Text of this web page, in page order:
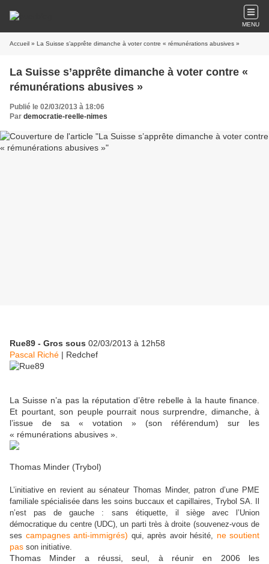
MENU
Accueil » La Suisse s’apprête dimanche à voter contre « rémunérations abusives »
La Suisse s’apprête dimanche à voter contre «
rémunérations abusives »
Publié le 02/03/2013 à 18:06
Par democratie-reelle-nimes
Rue89 - Gros sous 02/03/2013 à 12h58
Pascal Riché | Redchef
La Suisse n’a pas la réputation d’être rebelle à la haute finance.
Et pourtant, son peuple pourrait nous surprendre, dimanche, à
l’issue de sa « votation » (son référendum) sur les
« rémunérations abusives ».
Thomas Minder (Trybol)
L’initiative en revient au sénateur Thomas Minder, patron d’une PME
familiale spécialisée dans les soins buccaux et capillaires, Trybol SA. Il
n’est pas de gauche : sans étiquette, il siège avec l’Union
démocratique du centre (UDC), un parti très à droite (souvenez-vous de
ses campagnes anti-immigrés) qui, après avoir hésité, ne soutient
pas son initiative.
Thomas Minder a réussi, seul, à réunir en 2006 les